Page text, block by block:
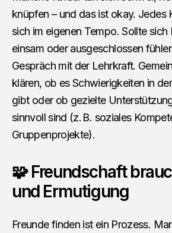
knüpfen – und das ist okay. Jedes
sich im eigenen Tempo. Sollte sich
einsam oder ausgeschlossen
Gespräch mit der Lehrkraft.
klären, ob es Schwierigkeiten in
gibt oder ob gezielte
sinnvoll sind (z. B. soziales
Gruppenprojekte).
🧩 Freundschaft
und Ermutigung
Freunde finden ist ein Prozess.